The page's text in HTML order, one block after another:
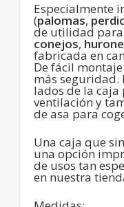
Especialmente
(palomas,
de utilidad
conejos,
fabricada en
De fácil
más seguridad.
lados de la
ventilación y
de asa para
Una caja que
una opción
de usos tan
en nuestra